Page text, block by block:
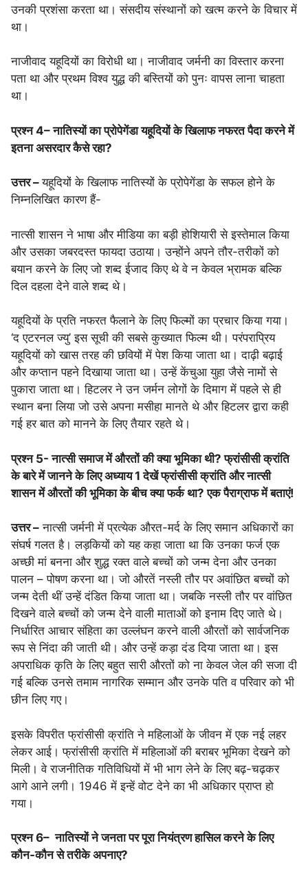
उनकी प्रशंसा करता था। संसदीय संस्थानों को खत्म करने के विचार में
था।
नाजीवाद यहूदियों का विरोधी था। नाजीवाद जर्मनी का विस्तार करना
पता था और प्रथम विश्व युद्ध की बस्तियों को पुनः वापस लाना चाहता
था।
प्रश्न 4–नातिस्यों का प्रोपेगेंडा यहूदियों के खिलाफ नफरत पैदा करने में
इतना असरदार कैसे रहा?
उत्तर –यहूदियों के खिलाफ नातिस्यों के प्रोपेगेंडा के सफल होने के
निम्नलिखित कारण हैं-
नात्सी शासन ने भाषा और मीडिया का बड़ी होशियारी से इस्तेमाल किया
और उसका जबरदस्त फायदा उठाया। उन्होंने अपने तौर-तरीकों को
बयान करने के लिए जो शब्द ईजाद किए थे वे न केवल भ्रामक बल्कि
दिल दहला देने वाले शब्द थे।
यहूदियों के प्रति नफरत फैलाने के लिए फिल्मों का प्रचार किया गया।
‘द एटरनल ज्यु’ इस सूची की सबसे कुख्यात फिल्म थी। परंपराप्रिय
यहूदियों को खास तरह की छवियों में पेश किया जाता था। दाढ़ी बढ़ाई
और कप्तान पहने दिखाया जाता था। उन्हें केंचुआ युहा जैसे नामों से
पुकारा जाता था। हिटलर ने उन जर्मन लोगों के दिमाग में पहले से ही
स्थान बना लिया जो उसे अपना मसीहा मानते थे और हिटलर द्वारा कही
गई हर बात को मानने के लिए तैयार रहते थे।
प्रश्न 5- नात्सी समाज में औरतों की क्या भूमिका थी? फ्रांसीसी क्रांति
के बारे में जानने के लिए अध्याय 1 देखें फ्रांसीसी क्रांति और नात्सी
शासन में औरतों की भूमिका के बीच क्या फर्क था? एक पैराग्राफ में बताएं!
उत्तर – नात्सी जर्मनी में प्रत्येक औरत-मर्द के लिए समान अधिकारों का
संघर्ष गलत है। लड़कियों को यह कहा जाता था कि उनका फर्ज एक
अच्छी मां बनना और शुद्ध रक्त वाले बच्चों को जन्म देना और उनका
पालन – पोषण करना था। जो औरतें नस्ली तौर पर अवांछित बच्चों को
जन्म देती थीं उन्हें दंडित किया जाता था। जबकि नस्ली तौर पर वांछित
दिखने वाले बच्चों को जन्म देने वाली माताओं को इनाम दिए जाते थे।
निर्धारित आचार संहिता का उल्लंघन करने वाली औरतों को सार्वजनिक
रूप से निंदा की जाती थी। और उन्हें कड़ा दंड दिया जाता था। इस
अपराधिक कृति के लिए बहुत सारी औरतों को ना केवल जेल की सजा दी
गई बल्कि उनसे तमाम नागरिक सम्मान और उनके पति व परिवार को भी
छीन लिए गए।
इसके विपरीत फ्रांसीसी क्रांति ने महिलाओं के जीवन में एक नई लहर
लेकर आई। फ्रांसीसी क्रांति में महिलाओं की बराबर भूमिका देखने को
मिली। वे राजनीतिक गतिविधियों में भी भाग लेने के लिए बढ़-चढ़कर
आगे आने लगी। 1946 में इन्हें वोट देने का भी अधिकार प्राप्त हो
गया।
प्रश्न 6–नातिस्यों ने जनता पर पूरा नियंत्रण हासिल करने के लिए
कौन-कौन से तरीके अपनाए?